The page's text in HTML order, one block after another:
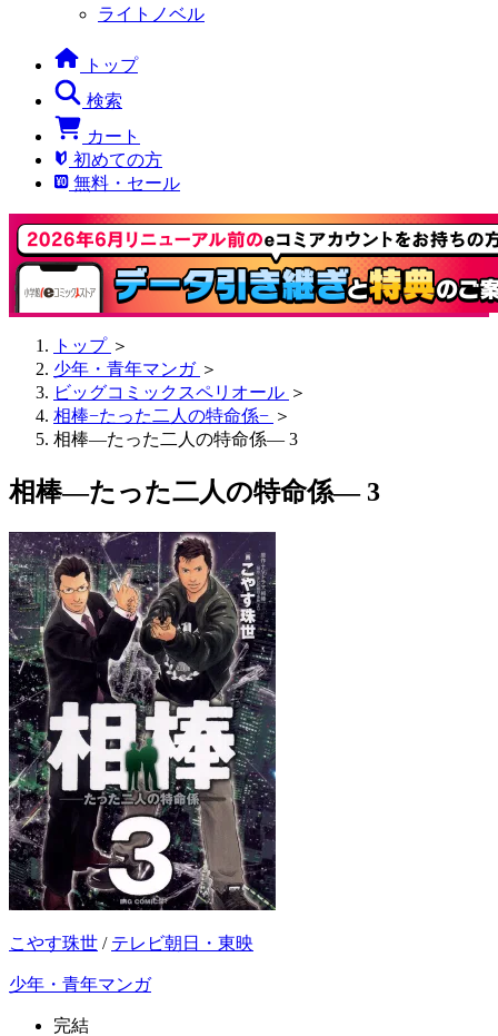
ライトノベル
トップ
検索
カート
初めての方
無料・セール
トップ ＞
少年・青年マンガ ＞
ビッグコミックスペリオール ＞
相棒−たった二人の特命係− ＞
相棒―たった二人の特命係― 3
相棒―たった二人の特命係― 3
こやす珠世 / テレビ朝日・東映
少年・青年マンガ
完結